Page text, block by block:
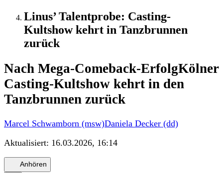
Linus’ Talentprobe: Casting-
Kultshow kehrt in Tanzbrunnen
zurück
Nach Mega-Comeback-ErfolgKölner
Casting-Kultshow kehrt in den
Tanzbrunnen zurück
Marcel Schwamborn (msw)Daniela Decker (dd)
Aktualisiert: 16.03.2026, 16:14
Anhören